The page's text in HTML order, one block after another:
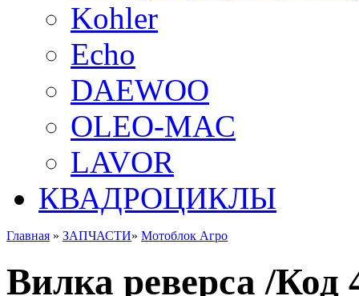
Kohler
Echo
DAEWOO
OLEO-MAC
LAVOR
КВАДРОЦИКЛЫ
Главная » ЗАПЧАСТИ» Мотоблок Агро
Вилка реверса /Код